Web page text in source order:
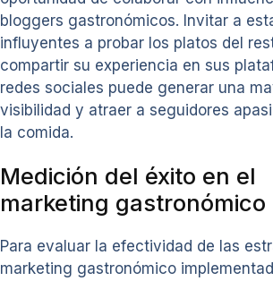
bloggers gastronómicos. Invitar a
influyentes a probar los platos del
compartir su experiencia en sus
redes sociales puede generar una
visibilidad y atraer a seguidores
la comida.
Medición del éxito en el
marketing gastronómico
Para evaluar la efectividad de las
marketing gastronómico